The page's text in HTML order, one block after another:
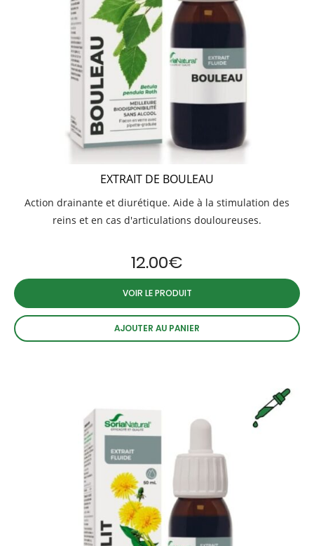
EXTRAIT DE BOULEAU
Action drainante et diurétique. Aide à la stimulation des
reins et en cas d'articulations douloureuses.
12.00€
VOIR LE PRODUIT
AJOUTER AU PANIER